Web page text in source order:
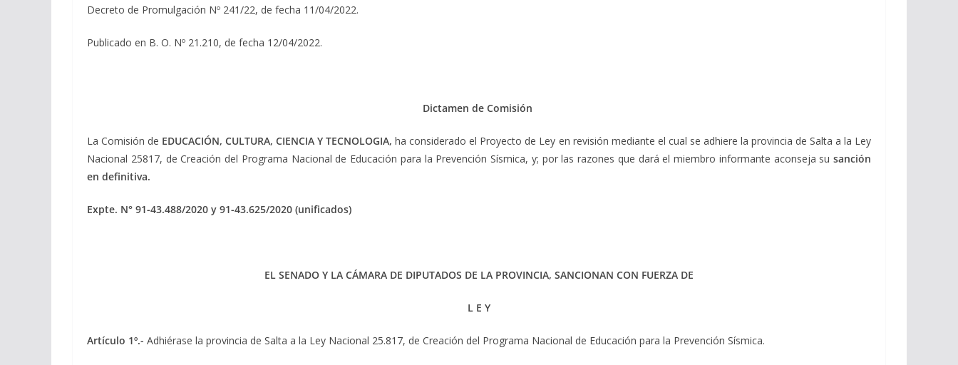
Decreto de Promulgación Nº 241/22, de fecha 11/04/2022.
Publicado en B. O. Nº 21.210, de fecha 12/04/2022.
Dictamen de Comisión
La Comisión de EDUCACIÓN, CULTURA, CIENCIA Y TECNOLOGIA,ha considerado el Proyecto de Ley en revisión mediante el cual se adhiere la provincia de Salta a la Ley
Nacional 25817, de Creación del Programa Nacional de Educación para la Prevención Sísmica, y; por las razones que dará el miembro informante aconseja su sanción
en definitiva.
Expte. N° 91-43.488/2020 y 91-43.625/2020 (unificados)
EL SENADO Y LA CÁMARA DE DIPUTADOS DE LA PROVINCIA, SANCIONAN CON FUERZA DE
L E Y
Artículo 1º.- Adhiérase la provincia de Salta a la Ley Nacional 25.817, de Creación del Programa Nacional de Educación para la Prevención Sísmica.